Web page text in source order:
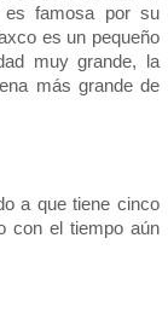
es famosa por su
es un pequeño
muy grande, la
más grande de
a que tiene cinco
con el tiempo aún